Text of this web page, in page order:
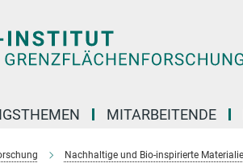
MITARBEITENDE
Nachhaltige und Bio-inspirierte